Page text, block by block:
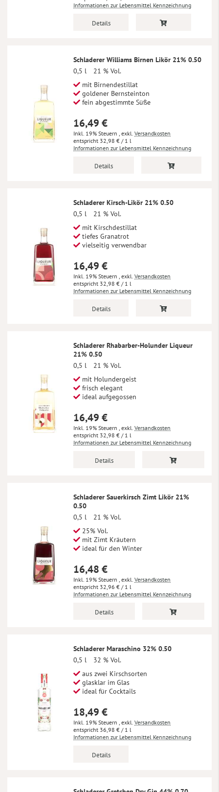
Informationen zur Lebensmittel Kennzeichnung
Details
Schladerer Williams Birnen Likör 21% 0.50
0,5 l
21 % Vol.
mit Birnendestillat
goldener Bernsteinton
fein abgestimmte Süße
16,49 €
Inkl. 19% Steuern , exkl. Versandkosten
32,98 € / 1 l
Informationen zur Lebensmittel Kennzeichnung
Details
Schladerer Kirsch-Likör 21% 0.50
0,5 l
21 % Vol.
mit Kirschdestillat
tiefes Granatrot
vielseitig verwendbar
16,49 €
Inkl. 19% Steuern , exkl. Versandkosten
32,98 € / 1 l
Informationen zur Lebensmittel Kennzeichnung
Details
Schladerer Rhabarber-Holunder Liqueur
21% 0.50
0,5 l
21 % Vol.
mit Holundergeist
frisch elegant
ideal aufgegossen
16,49 €
Inkl. 19% Steuern , exkl. Versandkosten
32,98 € / 1 l
Informationen zur Lebensmittel Kennzeichnung
Details
Schladerer Sauerkirsch Zimt Likör 21%
0.50
0,5 l
21 % Vol.
25% Vol.
mit Zimt Kräutern
ideal für den Winter
16,48 €
Inkl. 19% Steuern , exkl. Versandkosten
32,96 € / 1 l
Informationen zur Lebensmittel Kennzeichnung
Details
Schladerer Maraschino 32% 0.50
0,5 l
32 % Vol.
aus zwei Kirschsorten
glasklar im Glas
ideal für Cocktails
18,49 €
Inkl. 19% Steuern , exkl. Versandkosten
36,98 € / 1 l
Informationen zur Lebensmittel Kennzeichnung
Details